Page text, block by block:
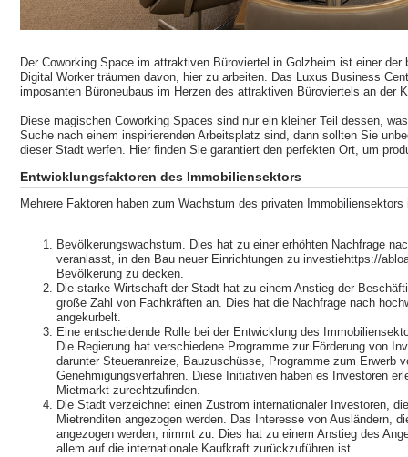
Der Coworking Space im attraktiven Büroviertel in Golzheim ist einer
Digital Worker träumen davon, hier zu arbeiten. Das Luxus Business
imposanten Büroneubaus im Herzen des attraktiven Büroviertels an der
Diese magischen Coworking Spaces sind nur ein kleiner Teil dessen,
Suche nach einem inspirierenden Arbeitsplatz sind, dann sollten Sie
dieser Stadt werfen. Hier finden Sie garantiert den perfekten Ort, um
Entwicklungsfaktoren des Immobiliensektors
Mehrere Faktoren haben zum Wachstum des privaten
Bevölkerungswachstum. Dies hat zu einer erhöhten Nachfrage
veranlasst, in den Bau neuer Einrichtungen zu investiehttps://
Bevölkerung zu decken.
Die starke Wirtschaft der Stadt hat zu einem Anstieg der
große Zahl von Fachkräften an. Dies hat die Nachfrage nach
angekurbelt.
Eine entscheidende Rolle bei der Entwicklung des
Die Regierung hat verschiedene Programme zur Förderung von
darunter Steueranreize, Bauzuschüsse, Programme zum Erwerb
Genehmigungsverfahren. Diese Initiativen haben es Investoren
Mietmarkt zurechtzufinden.
Die Stadt verzeichnet einen Zustrom internationaler Investoren,
Mietrenditen angezogen werden. Das Interesse von Ausländern,
angezogen werden, nimmt zu. Dies hat zu einem Anstieg des
allem auf die internationale Kaufkraft zurückzuführen ist.